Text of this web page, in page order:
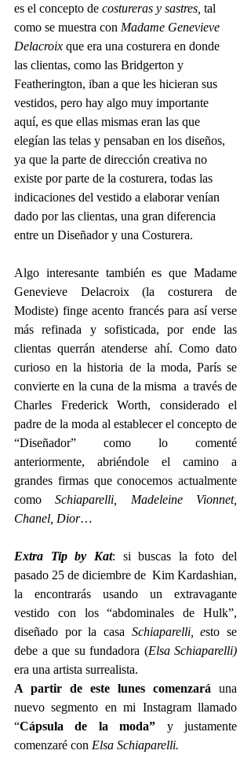
es el concepto de costureras y sastres, tal
como se muestra con Madame Genevieve
Delacroix que era una costurera en donde
las clientas, como las Bridgerton y
Featherington, iban a que les hicieran sus
vestidos, pero hay algo muy importante
aquí, es que ellas mismas eran las que
elegían las telas y pensaban en los diseños,
ya que la parte de dirección creativa no
existe por parte de la costurera, todas las
indicaciones del vestido a elaborar venían
dado por las clientas, una gran diferencia
entre un Diseñador y una Costurera.
Algo interesante también es que Madame
Genevieve Delacroix (la costurera de
Modiste) finge acento francés para así verse
más refinada y sofisticada, por ende las
clientas querrán atenderse ahí. Como dato
curioso en la historia de la moda, París se
convierte en la cuna de la misma  a través de
Charles Frederick Worth, considerado el
padre de la moda al establecer el concepto de
“Diseñador” como lo comenté
anteriormente, abriéndole el camino a
grandes firmas que conocemos actualmente
como Schiaparelli, Madeleine Vionnet,
Chanel, Dior…
Extra Tip by Kat: si buscas la foto del
pasado 25 de diciembre de  Kim Kardashian,
la encontrarás usando un extravagante
vestido con los “abdominales de Hulk”,
diseñado por la casa Schiaparelli, esto se
debe a que su fundadora (
era una artista surrealista.
A partir de este lunes comenzará una
nuevo segmento en mi Instagram llamado
“Cápsula de la moda” y justamente
comenzaré con Elsa Schiaparelli.